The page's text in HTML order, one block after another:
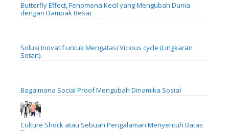
Butterfly Effect, Fenomena Kecil yang Mengubah Dunia
dengan Dampak Besar
Solusi Inovatif untuk Mengatasi Vicious cycle (Lingkaran
Setan).
Bagaimana Social Proof Mengubah Dinamika Sosial
Culture Shock atau Sebuah Pengalaman Menyentuh Batas